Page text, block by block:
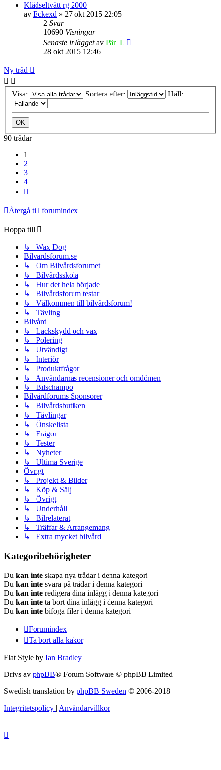
Klädseltvätt rg 2000
av Eckexd » 27 okt 2015 22:05
2 Svar
10690 Visningar
Senaste inläggetav Pär_L
28 okt 2015 12:46
Ny tråd
Visa: Sortera efter: Håll:
90 trådar
1
2
3
4
Återgå till forumindex
Hoppa till
↳ Wax Dog
Bilvardsforum.se
↳ Om Bilvårdsforumet
↳ Bilvårdsskola
↳ Hur det hela började
↳ Bilvårdsforum testar
↳ Välkommen till bilvårdsforum!
↳ Tävling
Bilvård
↳ Lackskydd och vax
↳ Polering
↳ Utvändigt
↳ Interiör
↳ Produktfrågor
↳ Användarnas recensioner och omdömen
↳ Bilschampo
Bilvårdforums Sponsorer
↳ Bilvårdsbutiken
↳ Tävlingar
↳ Önskelista
↳ Frågor
↳ Tester
↳ Nyheter
↳ Ultima Sverige
Övrigt
↳ Projekt & Bilder
↳ Köp & Sälj
↳ Övrigt
↳ Underhåll
↳ Bilrelaterat
↳ Träffar & Arrangemang
↳ Extra mycket bilvård
Kategoribehörigheter
Du kan inte skapa nya trådar i denna kategori
Du kan inte svara på trådar i denna kategori
Du kan inte redigera dina inlägg i denna kategori
Du kan inte ta bort dina inlägg i denna kategori
Du kan inte bifoga filer i denna kategori
Forumindex
Ta bort alla kakor
Flat Style by Ian Bradley
Drivs av phpBB® Forum Software © phpBB Limited
Swedish translation by phpBB Sweden © 2006-2018
Integritetspolicy | Användarvillkor